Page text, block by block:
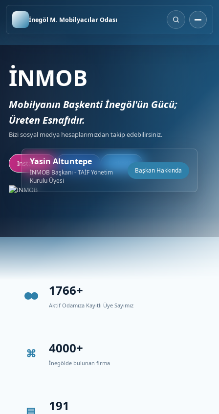
İnegöl M. Mobilyacılar Odası
İNMOB
Mobilyanın Başkenti İnegöl'ün Gücü;
Üreten Esnafıdır.
Bizi sosyal medya hesaplarımızdan takip edebilirsiniz.
Instagram Facebook LinkedIn
Yasin Altuntepe
İNMOB Başkanı - TAİF Yönetim
Kurulu Üyesi
Başkan Hakkında
1766+
Aktif Odamıza Kayıtlı Üye Sayımız
4000+
İnegölde bulunan firma
191